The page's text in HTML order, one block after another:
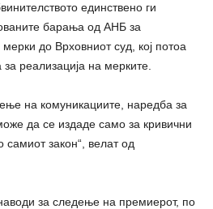
единствено ги
барања од АНБ за
до Врховниот суд, кој потоа
реализација на мерките.
на комуникациите, наредба за
да се издаде само за кривични
самиот закон“, велат од
за следење на премиерот, по